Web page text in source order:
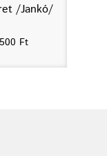
/Jankó/
Ft